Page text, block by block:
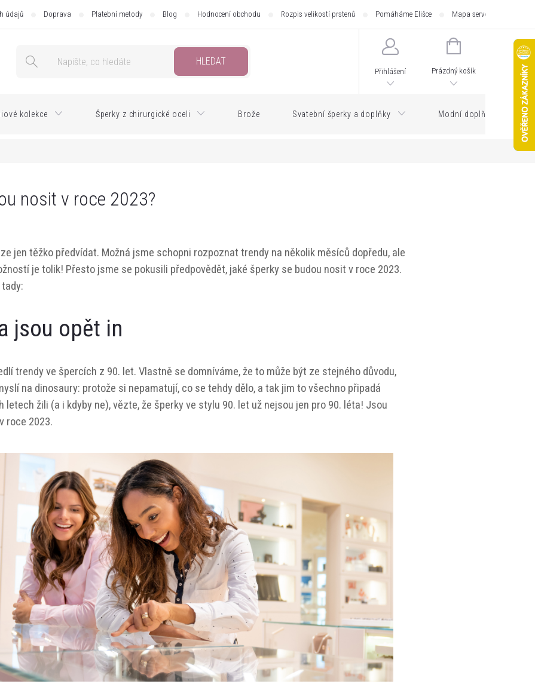
údajů Doprava Platební metody Blog Hodnocení obchodu Rozpis velikostí prstenů Pomáháme Elišce Mapa serveru
HLEDAT
Přihlášení
NÁKUPNÍ
Prázdný košík
kolekce Šperky z chirurgické oceli Brože Svatební šperky a doplňky Modní doplňky
nosit v roce 2023?
jen těžko předvídat. Možná jsme schopni rozpoznat trendy na několik měsíců dopředu, ale
je tolik! Přesto jsme se pokusili předpovědět, jaké šperky se budou nosit v roce 2023.
jsou opět in
trendy ve špercích z 90. let. Vlastně se domníváme, že to může být ze stejného důvodu,
na dinosaury: protože si nepamatují, co se tehdy dělo, a tak jim to všechno připadá
letech žili (a i kdyby ne), vězte, že šperky ve stylu 90. let už nejsou jen pro 90. léta! Jsou
roce 2023.